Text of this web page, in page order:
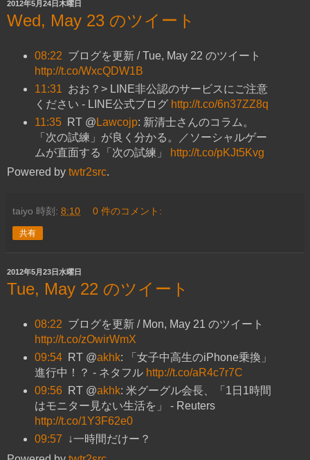
2012年5月24日木曜日
Wed, May 23 のツイート
08:22 ブログを更新 / Tue, May 22 のツイート
http://t.co/WxcQDW1B
11:31 おお？> LINE非公認のサービスにご注意
ください - LINE公式ブログ http://t.co/6n37ZZ8q
11:35
RT @ Lawcojp: 新清士さんのコラム。
「次の試練」が良く分かる。／ソーシャルゲー
ムが直面する「次の試練」
http://t.co/pKJt5Kvg
Powered by twtr2src.
taiyo 時刻: 8:10 0 件のコメント:
共有
2012年5月23日水曜日
Tue, May 22 のツイート
08:22 ブログを更新 / Mon, May 21 のツイート
http://t.co/zOwirWmX
09:54
RT @akhk: 「女子中高生のiPhone乗換」
進行中！？ - ネタフル http://t.co/aR4c7r7C
09:56
RT @akhk: 米グーグル会長、「1日1時間
はモニター見ない生活を」 - Reuters
http://t.co/1Y3F62e0
09:57
↓一時間だけー？